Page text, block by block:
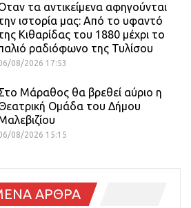
τα αντικείμενα αφηγούνται
ιστορία μας: Από το υφαντό
Κιθαρίδας του 1880 μέχρι το
ραδιόφωνο της Τυλίσου
08/2026 17:53
Μάραθος θα βρεθεί αύριο η
Ομάδα του Δήμου
08/2026 15:15
ΑΡΘΡΑ